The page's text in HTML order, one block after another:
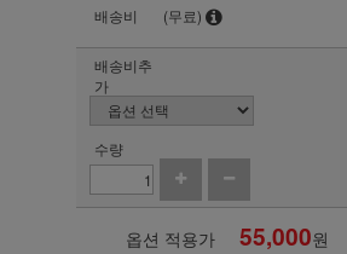
배송비
(무료)
배송비추
가
수량
옵션 적용가 55,000원